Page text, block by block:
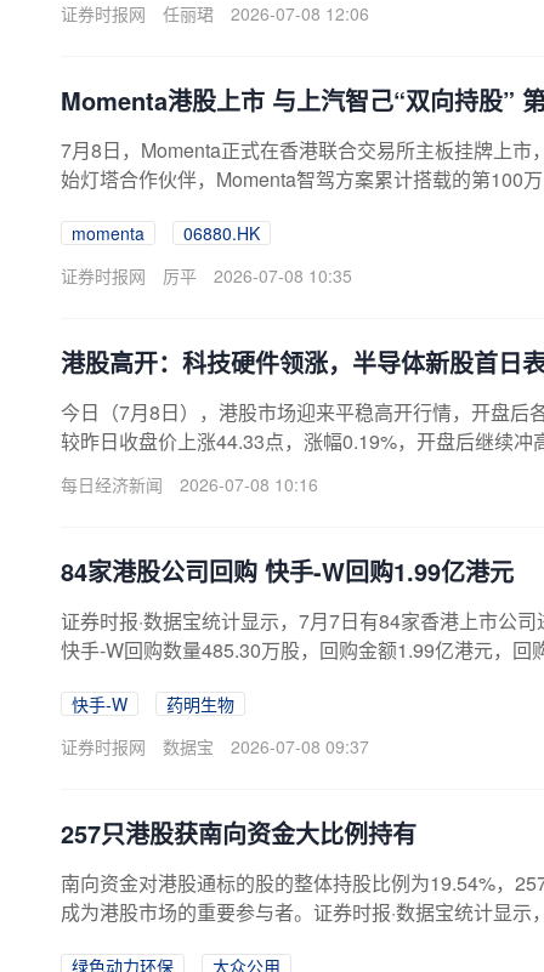
证券时报网 任丽珺 2026-07-08 12:06
Momenta港股上市 与上汽智己“双向持股”
7月8日，Momenta正式在香港联合交易所主板挂牌上
始灯塔合作伙伴，Momenta智驾方案累计搭载的第100
斯拉FSD正面竞技的硬核实力。据统计，目前
5%稳居行业首位，技术方案
momenta
06880.HK
证券时报网
厉平 2026-07-08 10:35
港股高开：科技硬件领涨，半导体新股首日
今日（7月8日），港股市场迎来平稳高开行情，开盘
较昨日收盘价上涨44.33点，涨幅0.19%，开盘后继续
站稳4500点整数关口，盘初涨幅持续扩大。此外，恒
分化明显，科技硬件、PCB、光通信板块领涨。硬件
每日经济新闻 2026-07-08 10:16
84家港股公司回购 快手-W回购1.99亿港元
证券时报·数据宝统计显示，7月7日有84家香港上市公
快手-W回购数量485.30万股，回购金额1.99亿港元，
年内累计回购金额12.72亿港元；瑞声科技回购数量
快手-W
药明生物
证券时报网
数据宝 2026-07-08 09:37
257只港股获南向资金大比例持有
南向资金对港股通标的股的整体持股比例为19.54%，
成为港股市场的重要参与者。证券时报·数据宝统计显
绿色动力环保 大众公用